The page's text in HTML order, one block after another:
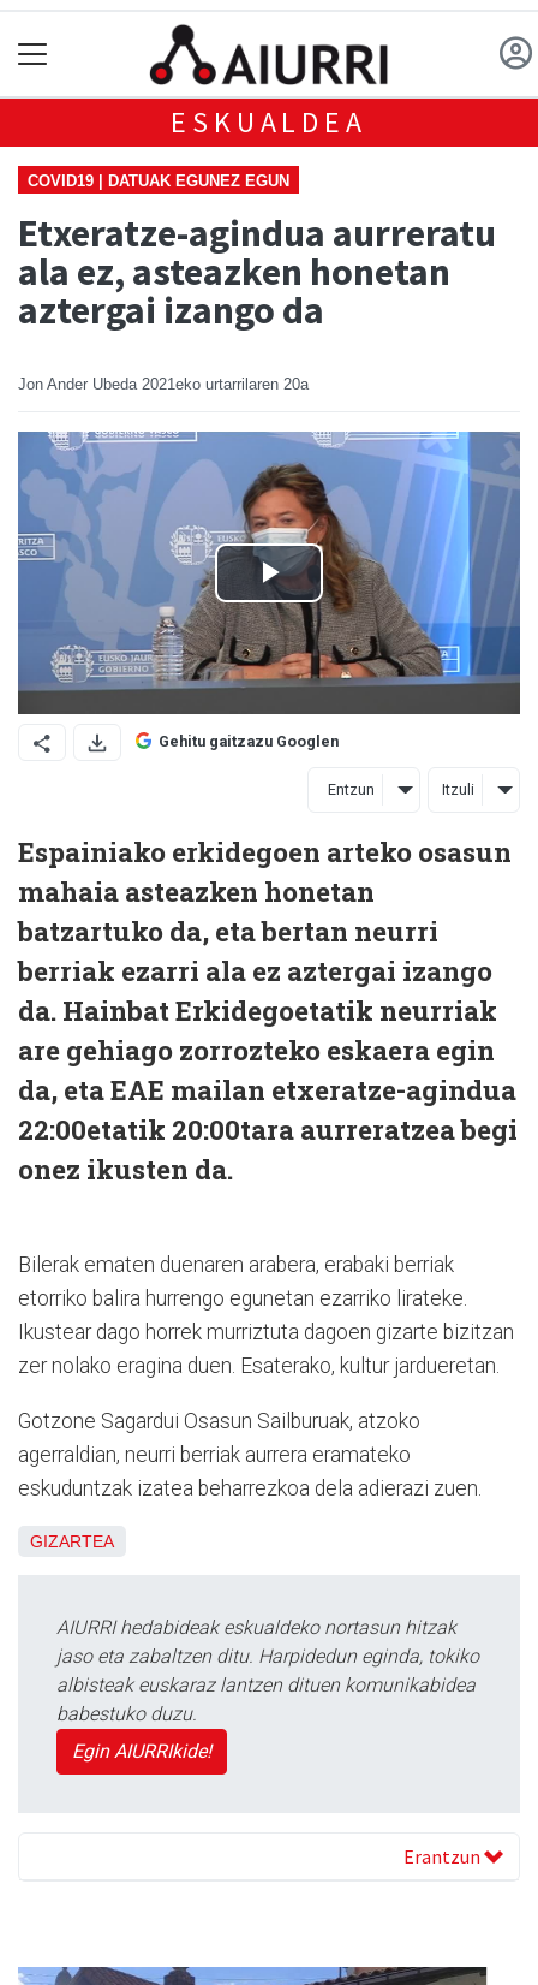
ESKUALDEA
COVID19 | DATUAK EGUNEZ EGUN
Etxeratze-agindua aurreratu
ala ez, asteazken honetan
aztergai izango da
Jon Ander Ubeda 2021eko urtarrilaren 20a
Gehitu gaitzazu Googlen
Entzun Itzuli
Espainiako erkidegoen arteko osasun
mahaia asteazken honetan
batzartuko da, eta bertan neurri
berriak ezarri ala ez aztergai izango
da. Hainbat Erkidegoetatik neurriak
are gehiago zorrozteko eskaera egin
da, eta EAE mailan etxeratze-agindua
22:00etatik 20:00tara aurreratzea begi
onez ikusten da.
Bilerak ematen duenaren arabera, erabaki berriak
etorriko balira hurrengo egunetan ezarriko lirateke.
Ikustear dago horrek murriztuta dagoen gizarte bizitzan
zer nolako eragina duen. Esaterako, kultur jardueretan.
Gotzone Sagardui Osasun Sailburuak, atzoko
agerraldian, neurri berriak aurrera eramateko
eskuduntzak izatea beharrezkoa dela adierazi zuen.
GIZARTEA
AIURRI hedabideak eskualdeko nortasun hitzak
jaso eta zabaltzen ditu. Harpidedun eginda, tokiko
albisteak euskaraz lantzen dituen komunikabidea
babestuko duzu.
Egin AIURRIkide!
Erantzun